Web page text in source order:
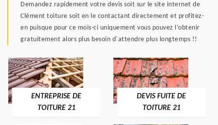
Demandez rapidement votre devis soit sur le site internet de
Clément toiture soit en le contactant directement et profitez-
en puisque pour ce mois-ci uniquement vous pouvez l’obtenir
gratuitement alors plus besoin d`attendre plus longtemps !!
ENTREPRISE DE
TOITURE 21
DEVIS FUITE DE
TOITURE 21